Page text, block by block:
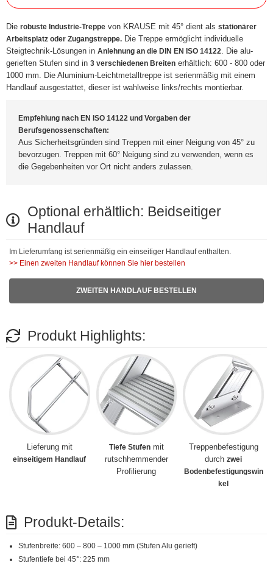
Die robuste Industrie-Treppe von KRAUSE mit 45° dient als stationärer
Arbeitsplatz oder Zugangstreppe. Die Treppe ermöglicht individuelle
Steigtechnik-Lösungen in Anlehnung an die DIN EN ISO 14122. Die alu-
gerieften Stufen sind in 3 verschiedenen Breiten erhältlich: 600 - 800 oder
1000 mm. Die Aluminium-Leichtmetalltreppe ist serienmäßig mit einem
Handlauf ausgestattet, dieser ist wahlweise links/rechts montierbar.
Empfehlung nach EN ISO 14122 und Vorgaben der
Berufsgenossenschaften:
Aus Sicherheitsgründen sind Treppen mit einer Neigung von 45° zu
bevorzugen. Treppen mit 60° Neigung sind zu verwenden, wenn es
die Gegebenheiten vor Ort nicht anders zulassen.
Optional erhältlich: Beidseitiger
Handlauf
Im Lieferumfang ist serienmäßig ein einseitiger Handlauf enthalten.
>> Einen zweiten Handlauf können Sie hier bestellen
ZWEITEN HANDLAUF BESTELLEN
Produkt Highlights:
Lieferung mit
einseitigem Handlauf
Tiefe Stufenmit
rutschhemmender
Profilierung
Treppenbefestigung
durchzwei
Bodenbefestigungswin
kel
Produkt-Details:
Stufenbreite: 600 – 800 – 1000 mm (Stufen Alu gerieft)
Stufentiefe bei 45°: 225 mm